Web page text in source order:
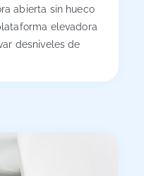
abierta sin hueco
elevadora
desniveles de